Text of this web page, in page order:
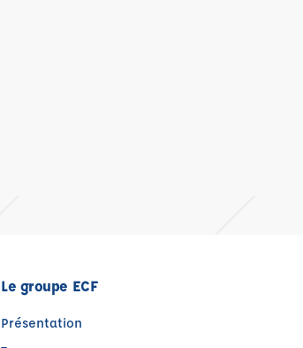
Le groupe ECF
Présentation